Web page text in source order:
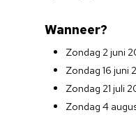
Wanneer?
Zondag 2 juni
Zondag 16 juni
Zondag 21 juli
Zondag 4